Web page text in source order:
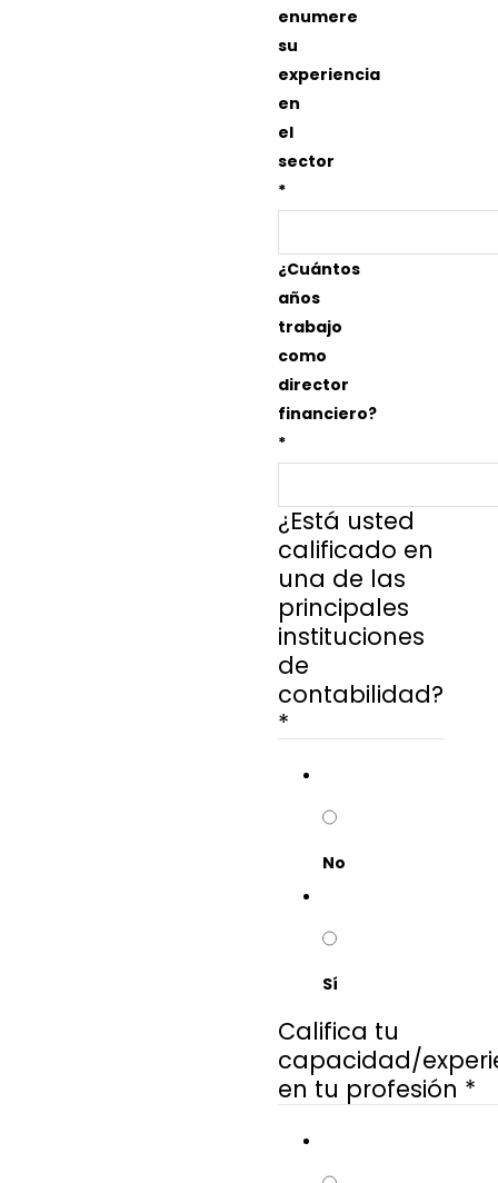
enumere
su
experiencia
en
el
sector
*
¿Cuántos
años
trabajo
como
director
financiero?
*
¿Está usted
calificado en
una de las
principales
instituciones
de
contabilidad?
*
No
Sí
Califica tu
capacidad/
en tu profesión *